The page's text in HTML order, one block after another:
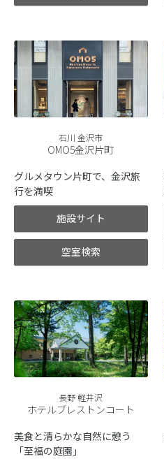
石川 金沢市
OMO5金沢片町
グルメタウン片町で、金沢旅
行を満喫
施設サイト
空室検索
長野 軽井沢
ホテルブレストンコート
美食と清らかな自然に憩う
「至福の庭園」